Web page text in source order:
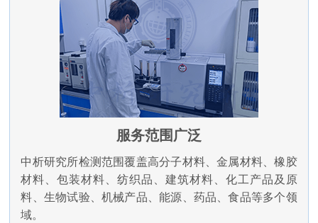
服务范围广泛
中析研究所检测范围覆盖高分子材料、金属材料、橡胶
材料、包装材料、纺织品、建筑材料、化工产品及原
料、生物试验、机械产品、能源、药品、食品等多个领
域。